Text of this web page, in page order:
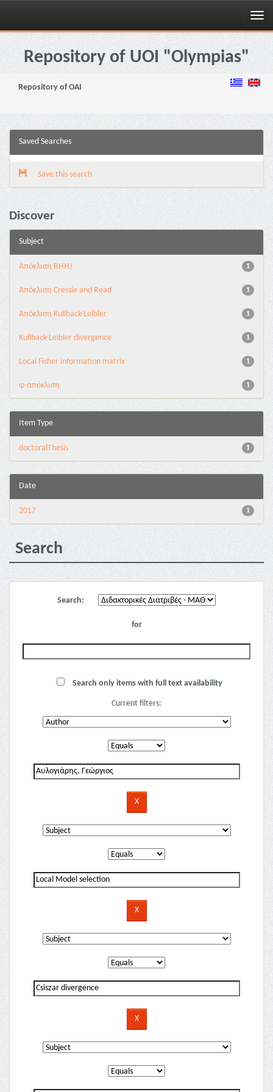
Skip
navigationRepository of UOI "Olympias"
Repository of OAI
Saved Searches
Save this search
Discover
Subject
1
Aπόκλιση BHHJ
1
Aπόκλιση Cressie and Read
1
Aπόκλιση Kullback-Leibler
1
Kullback-Leibler divergence
1
Local Fisher information matrix
1
φ-απόκλιση
Item Type
1
doctoralThesis
Date
1
2017
Search
Search:
for
Search only items with full text availability
Current filters: